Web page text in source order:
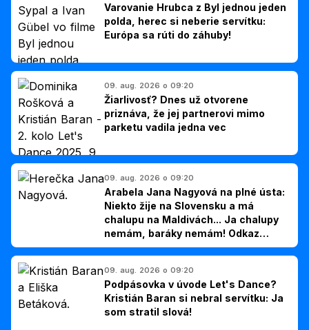
Varovanie Hrubca z Byl jednou jeden
polda, herec si neberie servítku:
Európa sa rúti do záhuby!
09. aug. 2026 o 09:20
Žiarlivosť? Dnes už otvorene
priznáva, že jej partnerovi mimo
parketu vadila jedna vec
09. aug. 2026 o 09:20
Arabela Jana Nagyová na plné ústa:
Niekto žije na Slovensku a má
chalupu na Maldivách... Ja chalupy
nemám, baráky nemám! Odkaz
Slovákom
09. aug. 2026 o 09:20
Podpásovka v úvode Let's Dance?
Kristián Baran si nebral servítku: Ja
som stratil slová!